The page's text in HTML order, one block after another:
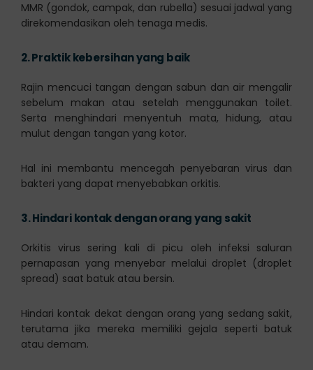
MMR (gondok, campak, dan rubella) sesuai jadwal yang
direkomendasikan oleh tenaga medis.
2.Praktik kebersihan yang baik
Rajin mencuci tangan dengan sabun dan air mengalir
sebelum makan atau setelah menggunakan toilet.
Serta menghindari menyentuh mata, hidung, atau
mulut dengan tangan yang kotor.
Hal ini membantu mencegah penyebaran virus dan
bakteri yang dapat menyebabkan orkitis.
3.Hindari kontak dengan orang yang sakit
Orkitis virus sering kali di picu oleh infeksi saluran
pernapasan yang menyebar melalui droplet (droplet
spread) saat batuk atau bersin.
Hindari kontak dekat dengan orang yang sedang sakit,
terutama jika mereka memiliki gejala seperti batuk
atau demam.